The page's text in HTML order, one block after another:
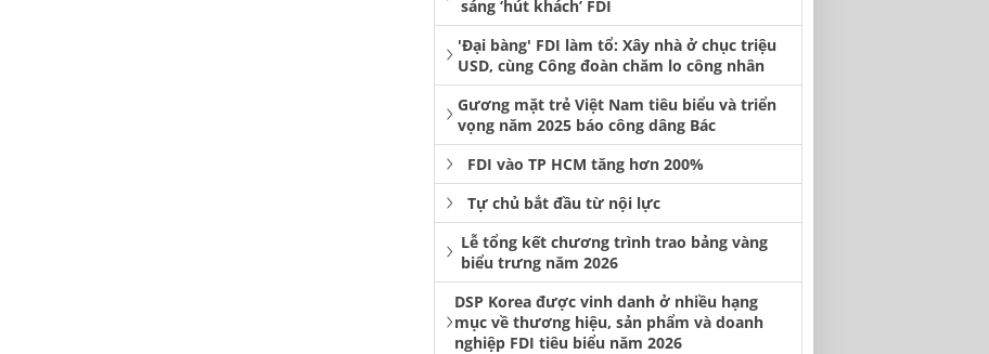
sáng ‘hút khách’ FDI
'Đại bàng' FDI làm tổ: Xây nhà ở chục triệu
USD, cùng Công đoàn chăm lo công nhân
Gương mặt trẻ Việt Nam tiêu biểu và triển
vọng năm 2025 báo công dâng Bác
FDI vào TP HCM tăng hơn 200%
Tự chủ bắt đầu từ nội lực
Lễ tổng kết chương trình trao bảng vàng
biểu trưng năm 2026
DSP Korea được vinh danh ở nhiều hạng
mục về thương hiệu, sản phẩm và doanh
nghiệp FDI tiêu biểu năm 2026